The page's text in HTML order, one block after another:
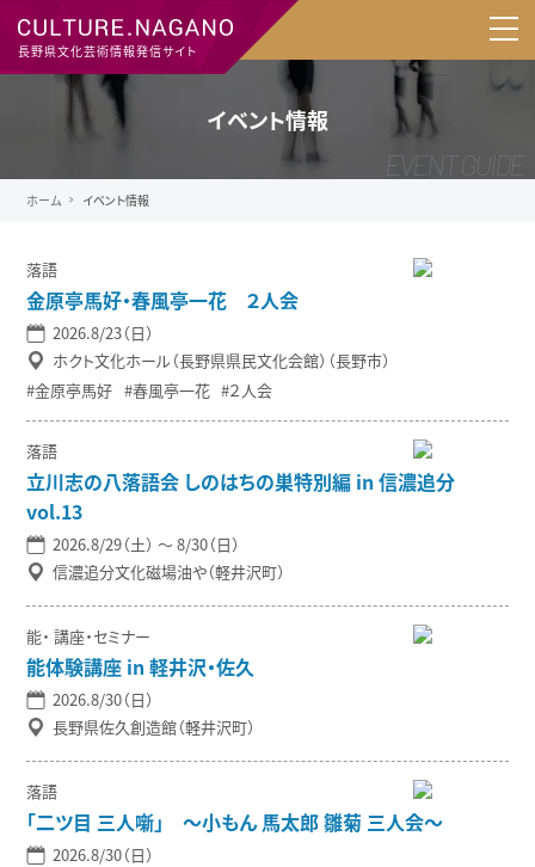
長野県文化芸術情報発信サイト
イベント情報
ホーム イベント情報
落語
金原亭馬好・春風亭一花 ２人会
2026.8/23（日）
ホクト文化ホール（長野県県民文化会館）（長野市）
金原亭馬好
春風亭一花 ２人会
落語
立川志の八落語会 しのはちの巣特別編 in 信濃追分
vol.13
2026.8/29（土） 〜 8/30（日）
信濃追分文化磁場油や（軽井沢町）
能 講座・セミナー
能体験講座 in 軽井沢・佐久
2026.8/30（日）
長野県佐久創造館（軽井沢町）
落語
「二ツ目 三人噺」 ～小もん 馬太郎 雛菊 三人会～
2026.8/30（日）